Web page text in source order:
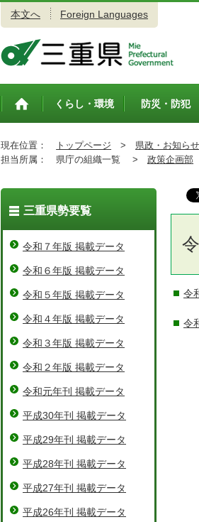
本文へ Foreign Languages
トップペ
くらし・環境 防災・防犯
現在位置： トップページ > 県政・お知ら
担当所属：
県庁の組織一覧 > 政策企画部
令
令
三重県勢要覧
令和７年版 掲載データ
令和６年版 掲載データ
令和５年版 掲載データ
令和４年版 掲載データ
令和３年版 掲載データ
令和２年版 掲載データ
令和元年刊 掲載データ
平成30年刊 掲載データ
平成29年刊 掲載データ
平成28年刊 掲載データ
平成27年刊 掲載データ
平成26年刊 掲載データ